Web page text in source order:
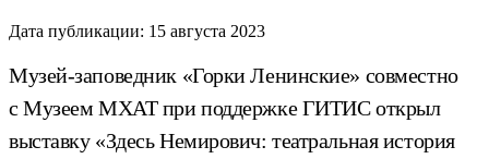
Дата публикации: 15 августа 2023
Музей-заповедник «Горки Ленинские» совместно
с Музеем МХАТ при поддержке ГИТИС открыл
выставку «Здесь Немирович: театральная история